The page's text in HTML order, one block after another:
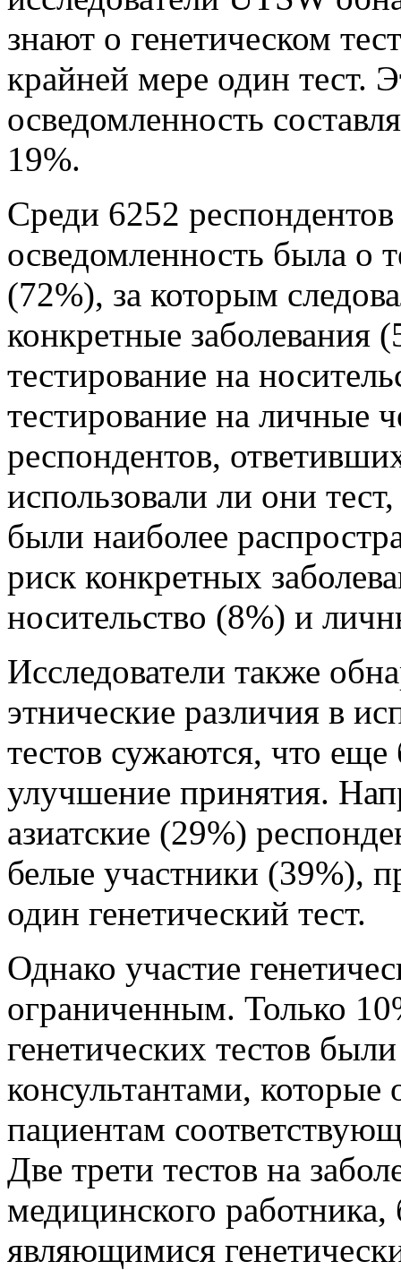
знают о генетическом
крайней мере один тест.
осведомленность
19%.
Среди 6252
осведомленность была о
(72%), за которым
конкретные заболевания
тестирование на
тестирование на личные
респондентов,
использовали ли они
были наиболее
риск конкретных
носительство (8%) и
Исследователи также
этнические различия в
тестов сужаются, что
улучшение принятия.
азиатские (29%)
белые участники (39%),
один генетический тест.
Однако участие
ограниченным. Только
генетических тестов
консультантами, которые
пациентам
Две трети тестов на
медицинского
являющимися